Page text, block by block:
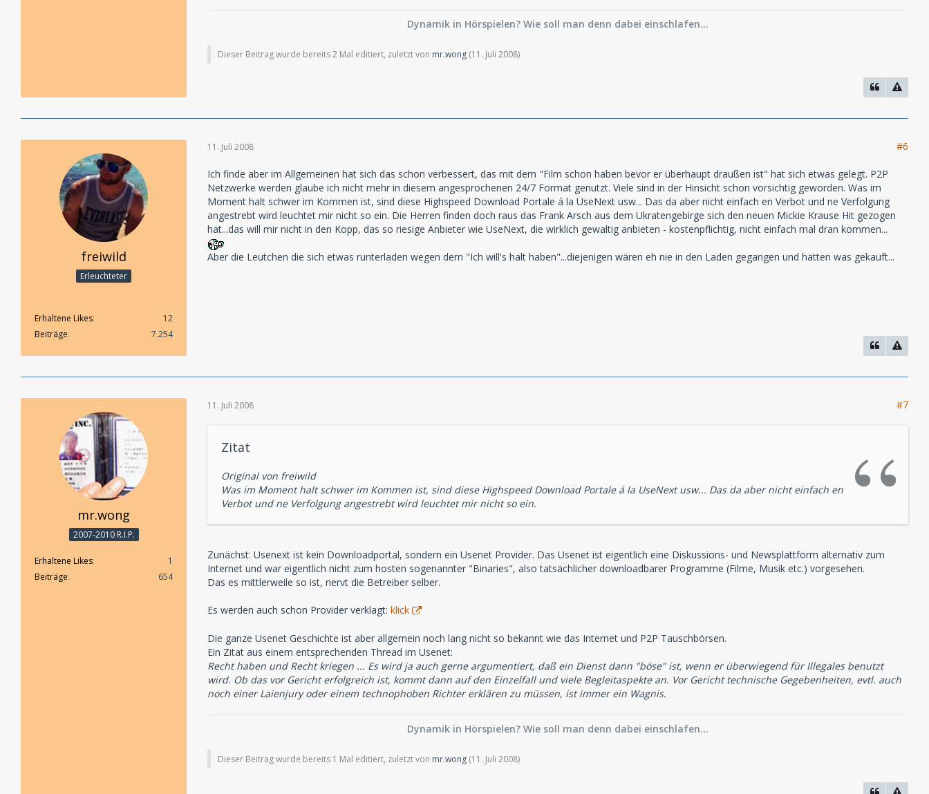
Dynamik in Hörspielen? Wie soll man denn dabei einschlafen...
Dieser Beitrag wurde bereits 2 Mal editiert, zuletzt von mr.wong (11. Juli 2008)
freiwild
Erleuchteter
Erhaltene Likes
12
Beiträge
7.254
11. Juli 2008 #6
Ich finde aber im Allgemeinen hat sich das schon verbessert, das mit dem "Film schon haben bevor er überhaupt draußen ist" hat sich etwas gelegt. P2P
Netzwerke werden glaube ich nicht mehr in diesem angesprochenen 24/7 Format genutzt. Viele sind in der Hinsicht schon vorsichtig geworden. Was im
Moment halt schwer im Kommen ist, sind diese Highspeed Download Portale á la UseNext usw... Das da aber nicht einfach en Verbot und ne Verfolgung
angestrebt wird leuchtet mir nicht so ein. Die Herren finden doch raus das Frank Arsch aus dem Ukratengebirge sich den neuen Mickie Krause Hit gezogen
hat...das will mir nicht in den Kopp, das so riesige Anbieter wie UseNext, die wirklich gewaltig anbieten - kostenpflichtig, nicht einfach mal dran kommen...
Aber die Leutchen die sich etwas runterladen wegen dem "Ich will's halt haben"...diejenigen wären eh nie in den Laden gegangen und hätten was gekauft...
mr.wong
2007-2010 R.I.P.
Erhaltene Likes
1
Beiträge
654
11. Juli 2008 #7
Zitat
Original von freiwild
Was im Moment halt schwer im Kommen ist, sind diese Highspeed Download Portale á la UseNext usw... Das da aber nicht einfach en
Verbot und ne Verfolgung angestrebt wird leuchtet mir nicht so ein.
Zunächst: Usenext ist kein Downloadportal, sondern ein Usenet Provider. Das Usenet ist eigentlich eine Diskussions- und Newsplattform alternativ zum
Internet und war eigentlich nicht zum hosten sogenannter "Binaries", also tatsächlicher downloadbarer Programme (Filme, Musik etc.) vorgesehen.
Das es mittlerweile so ist, nervt die Betreiber selber.
Es werden auch schon Provider verklagt: klick
Die ganze Usenet Geschichte ist aber allgemein noch lang nicht so bekannt wie das Internet und P2P Tauschbörsen.
Ein Zitat aus einem entsprechenden Thread im Usenet:
Recht haben und Recht kriegen ... Es wird ja auch gerne argumentiert, daß ein Dienst dann "böse" ist, wenn er überwiegend für Illegales benutzt
wird. Ob das vor Gericht erfolgreich ist, kommt dann auf den Einzelfall und viele Begleitaspekte an. Vor Gericht technische Gegebenheiten, evtl. auch
noch einer Laienjury oder einem technophoben Richter erklären zu müssen, ist immer ein Wagnis.
Dynamik in Hörspielen? Wie soll man denn dabei einschlafen...
Dieser Beitrag wurde bereits 1 Mal editiert, zuletzt von mr.wong (11. Juli 2008)